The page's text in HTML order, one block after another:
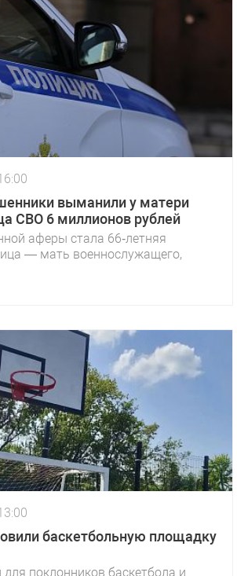
выманили у матери
СВО 6 миллионов рублей
аферы стала 66‑летняя
— мать военнослужащего,
баскетбольную площадку
поклонников баскетбола и